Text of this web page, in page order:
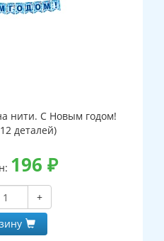
нити. С Новым годом!
деталей)
196 ₽
+